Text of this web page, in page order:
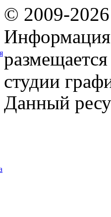
© 2009-
Информация
студии
Данный